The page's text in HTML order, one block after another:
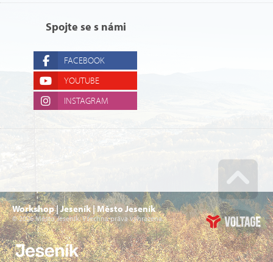
Spojte se s námi
FACEBOOK
YOUTUBE
INSTAGRAM
Workshop | Jeseník | Město Jeseník
© 2026 Město Jeseník. Všechna práva vyhrazena.
Go